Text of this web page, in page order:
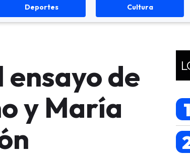
Cultura Fiestas
ensayo de
y María
1